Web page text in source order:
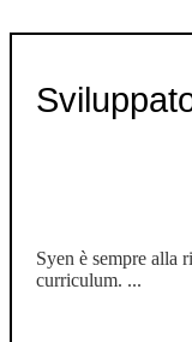
Syen è sempre alla
curriculum. ...